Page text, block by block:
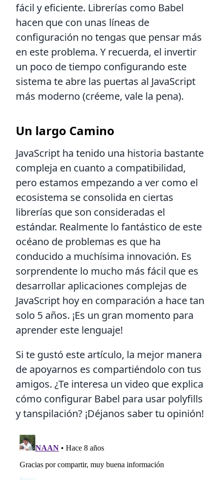
fácil y eficiente. Librerías como Babel
hacen que con unas líneas de
configuración no tengas que pensar más
en este problema. Y recuerda, el invertir
un poco de tiempo configurando este
sistema te abre las puertas al JavaScript
más moderno (créeme, vale la pena).
Un largo Camino
JavaScript ha tenido una historia bastante
compleja en cuanto a compatibilidad,
pero estamos empezando a ver como el
ecosistema se consolida en ciertas
librerías que son consideradas el
estándar. Realmente lo fantástico de este
océano de problemas es que ha
conducido a muchísima innovación. Es
sorprendente lo mucho más fácil que es
desarrollar aplicaciones complejas de
JavaScript hoy en comparación a hace tan
solo 5 años. ¡Es un gran momento para
aprender este lenguaje!
Si te gustó este artículo, la mejor manera
de apoyarnos es compartiéndolo con tus
amigos. ¿Te interesa un video que explica
cómo configurar Babel para usar polyfills
y tanspilación? ¡Déjanos saber tu opinión!